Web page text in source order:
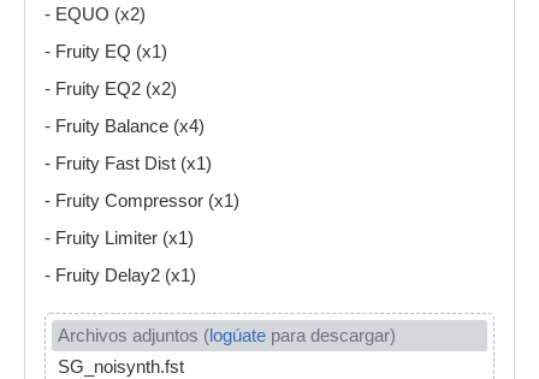
- EQUO (x2)
- Fruity EQ (x1)
- Fruity EQ2 (x2)
- Fruity Balance (x4)
- Fruity Fast Dist (x1)
- Fruity Compressor (x1)
- Fruity Limiter (x1)
- Fruity Delay2 (x1)
Archivos adjuntos (logúate para descargar)
SG_noisynth.fst